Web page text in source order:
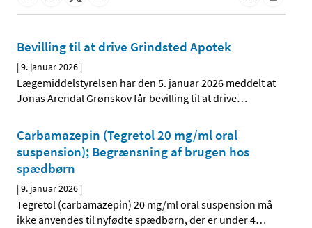
Bevilling til at drive Grindsted Apotek
|9. januar 2026 |
Lægemiddelstyrelsen har den 5. januar 2026 meddelt at
Jonas Arendal Grønskov får bevilling til at drive…
Carbamazepin (Tegretol 20 mg/ml oral
suspension); Begrænsning af brugen hos
spædbørn
|9. januar 2026 |
Tegretol (carbamazepin) 20 mg/ml oral suspension må
ikke anvendes til nyfødte spædbørn, der er under 4…